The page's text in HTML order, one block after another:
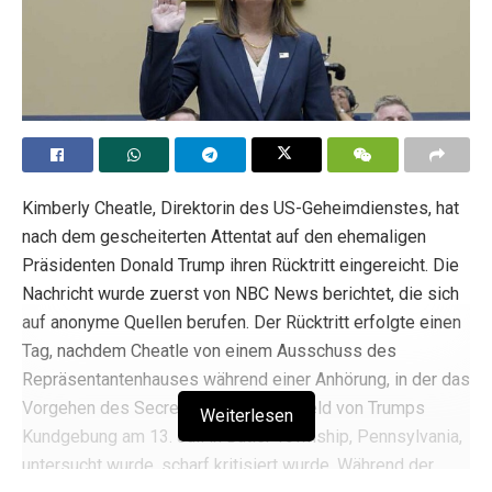
Kimberly Cheatle, Direktorin des US-Geheimdienstes, hat
nach dem gescheiterten Attentat auf den ehemaligen
Präsidenten Donald Trump ihren Rücktritt eingereicht. Die
Nachricht wurde zuerst von NBC News berichtet, die sich
auf anonyme Quellen berufen. Der Rücktritt erfolgte einen
Tag, nachdem Cheatle von einem Ausschuss des
Repräsentantenhauses während einer Anhörung, in der das
Vorgehen des Secret Service im Vorfeld von Trumps
Kundgebung am 13. Juli in Butler Township, Pennsylvania,
untersucht wurde, scharf kritisiert wurde. Während der
Weiterlesen